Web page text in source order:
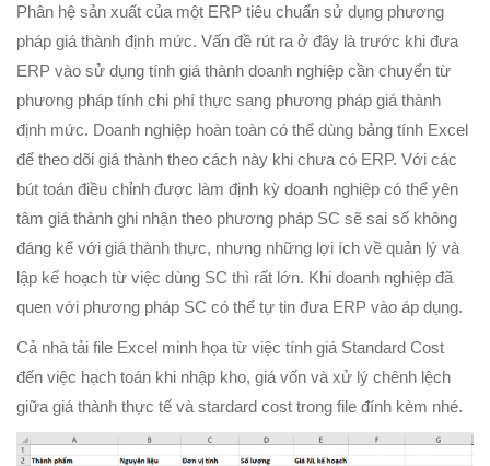
Phân hệ sản xuất của một ERP tiêu chuẩn sử dụng phương
pháp giá thành định mức. Vấn đề rút ra ở đây là trước khi đưa
ERP vào sử dụng tính giá thành doanh nghiệp cần chuyển từ
phương pháp tính chi phí thực sang phương pháp giá thành
định mức. Doanh nghiệp hoàn toàn có thể dùng bảng tính Excel
để theo dõi giá thành theo cách này khi chưa có ERP. Với các
bút toán điều chỉnh được làm định kỳ doanh nghiệp có thể yên
tâm giá thành ghi nhận theo phương pháp SC sẽ sai số không
đáng kể với giá thành thực, nhưng những lợi ích về quản lý và
lập kế hoạch từ việc dùng SC thì rất lớn. Khi doanh nghiệp đã
quen với phương pháp SC có thể tự tin đưa ERP vào áp dụng.
Cả nhà tải file Excel minh họa từ việc tính giá Standard Cost
đến việc hạch toán khi nhập kho, giá vốn và xử lý chênh lệch
giữa giá thành thực tế và stardard cost trong file đính kèm nhé.